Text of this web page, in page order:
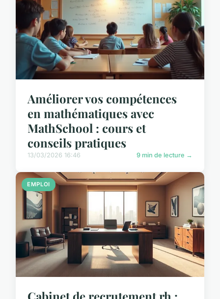
Améliorer vos compétences
en mathématiques avec
MathSchool : cours et
conseils pratiques
13/03/2026 16:46 9 min de lecture →
EMPLOI